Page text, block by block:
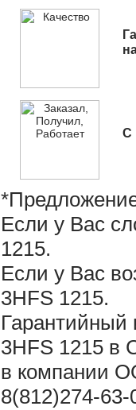
С
Если у Вас
1215.
Если у Вас
3HFS 1215.
Гарантийный
3HFS 1215 в
в компании
8(812)274-63-